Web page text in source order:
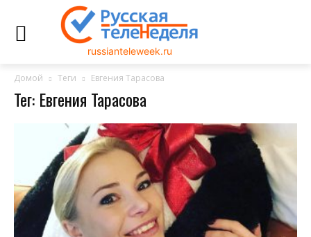
russianteleweek.ru
Домой Теги Евгения Тарасова
Тег: Евгения Тарасова